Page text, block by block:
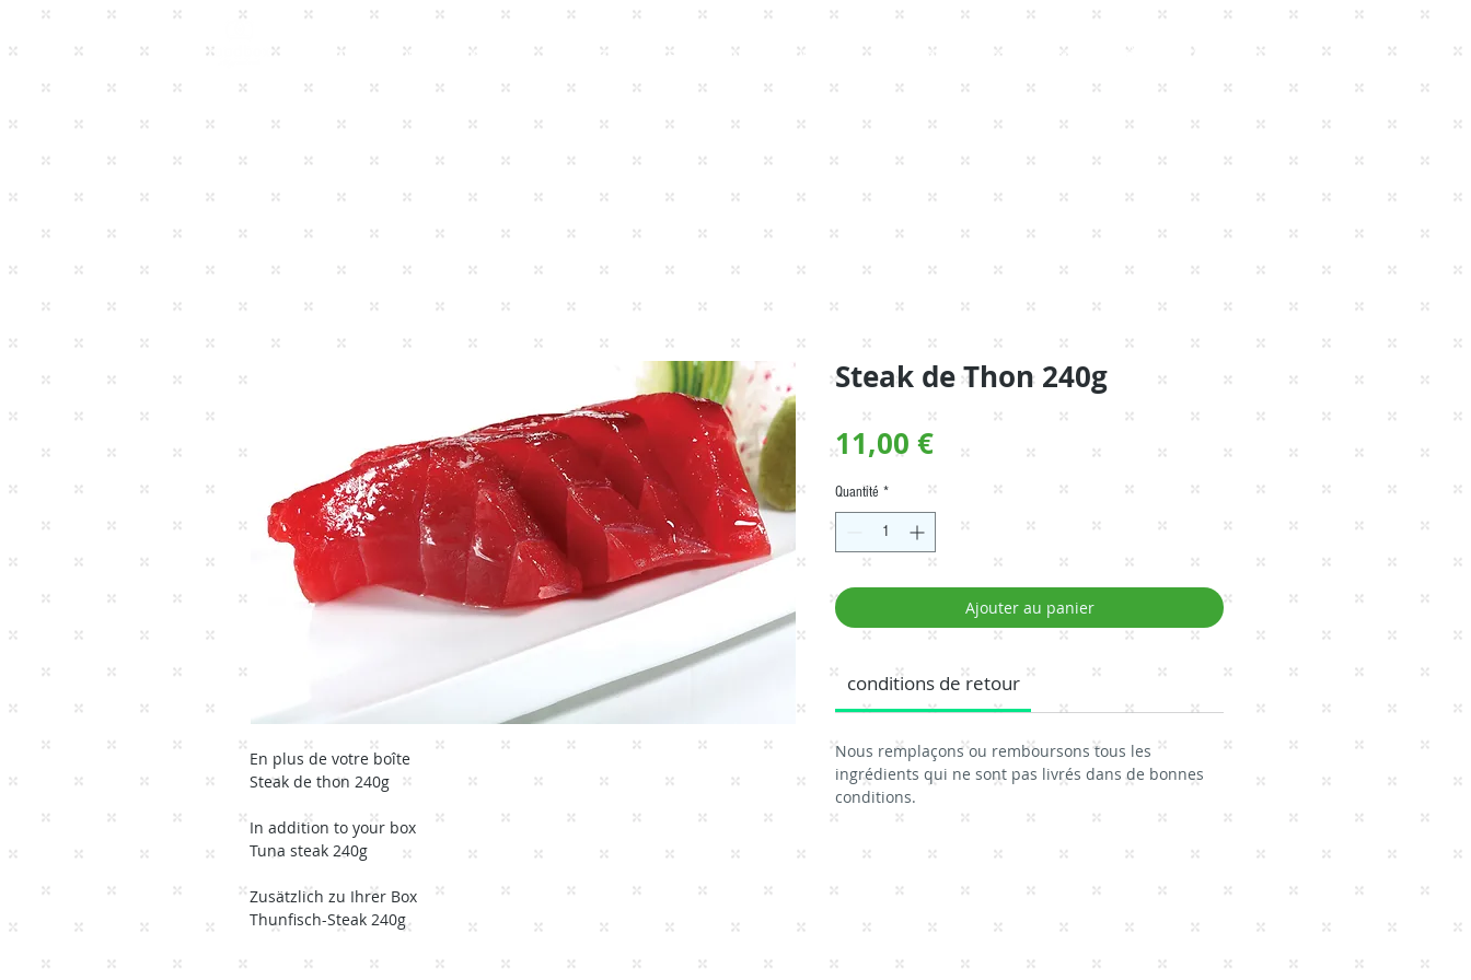
HOME À PROPOS NOS BOXES SPECIAL BOXES SERVICE TRAITEUR L'EPICERIE Carte cadeau Parrainer un ami Se connecter
En plus de votre boîte
Steak de thon 240g
In addition to your box
Tuna steak 240g
Zusätzlich zu Ihrer Box
Thunfisch-Steak 240g
Steak de Thon 240g
11,00 €Prix
Quantité *
Ajouter au panier
conditions de retour
Nous remplaçons ou remboursons tous les
ingrédients qui ne sont pas livrés dans de bonnes
conditions.